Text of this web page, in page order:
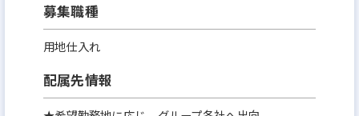
募集職種
用地仕入れ
配属先情報